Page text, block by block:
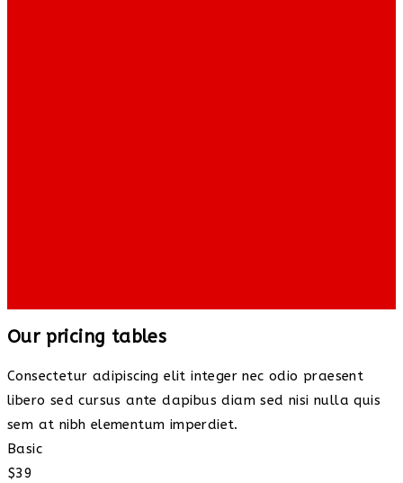
Our pricing tables
Consectetur adipiscing elit integer nec odio praesent
libero sed cursus ante dapibus diam sed nisi nulla quis
sem at nibh elementum imperdiet.
Basic
$39